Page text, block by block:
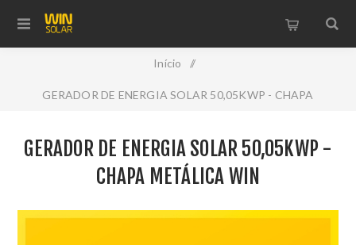
Início /
GERADOR DE ENERGIA SOLAR 50,05KWP - CHAPA
GERADOR DE ENERGIA SOLAR 50,05KWP -
CHAPA METÁLICA WIN